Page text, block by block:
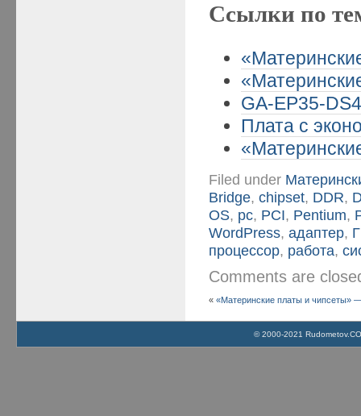
Ссылки по
GA-EP35-
Плата с
Filed under
Bridge,chipset, DDR,
OS, pc, PCI, Pentium,
WordPress,адаптер,
процессор, работа,
Comments are
««Материнские платы и чипсеты»
© 2000-2021